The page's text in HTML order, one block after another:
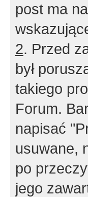
post ma
2. Przed
był
takiego
Forum.
napisać
usuwane,
po
jego